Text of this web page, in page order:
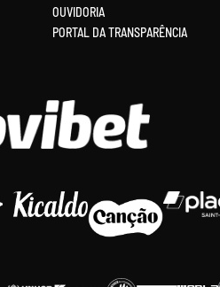
OUVIDORIA
PORTAL DA TRANSPARÊNCIA